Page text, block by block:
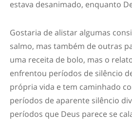
estava desanimado, enquanto
Gostaria de alistar algumas
salmo, mas também de outras
uma receita de bolo, mas o
enfrentou períodos de silêncio
própria vida e tem caminhado
períodos de aparente silêncio
períodos que Deus parece se